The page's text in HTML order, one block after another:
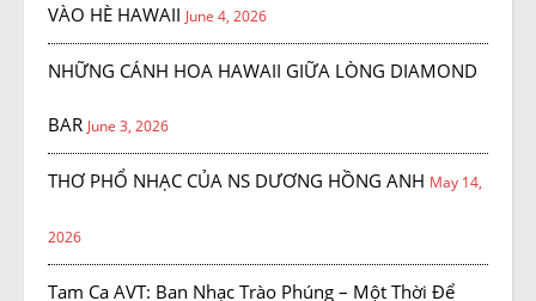
VÀO HÈ HAWAII June 4, 2026
NHỮNG CÁNH HOA HAWAII GIỮA LÒNG DIAMOND
BAR June 3, 2026
THƠ PHỔ NHẠC CỦA NS DƯƠNG HỒNG ANH May 14,
2026
Tam Ca AVT: Ban Nhạc Trào Phúng – Một Thời Để